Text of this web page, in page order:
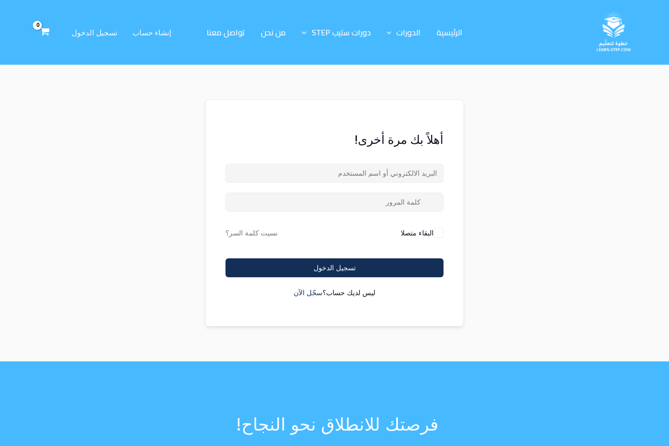
الرئيسية الدورات دورات ستيب STEP من نحن تواصل معنا إنشاء حساب تسجيل الدخول
أهلاً بك مرة أخرى!
البقاء متصلا نسيت كلمة السر؟
تسجيل الدخول
ليس لديك حساب؟سجّل الآن
فرصتك للانطلاق نحو النجاح!